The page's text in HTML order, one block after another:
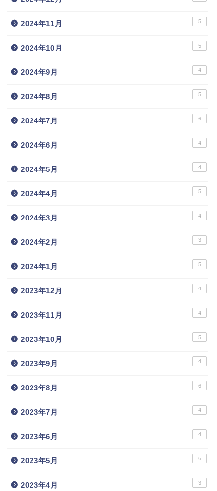
2024年11月 5
2024年10月 5
2024年9月 4
2024年8月 5
2024年7月 6
2024年6月 4
2024年5月 4
2024年4月 5
2024年3月 4
2024年2月 3
2024年1月 5
2023年12月 4
2023年11月 4
2023年10月 5
2023年9月 4
2023年8月 6
2023年7月 4
2023年6月 4
2023年5月 6
2023年4月 3